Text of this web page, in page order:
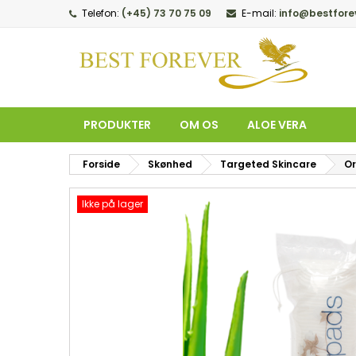
Telefon: (+45) 73 70 75 09 E-mail:
PRODUKTER OM OS ALOE VERA
Forside Skønhed Targeted Skincare
Ikke på lager